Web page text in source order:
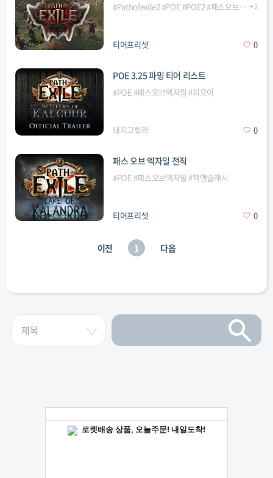
#Pathofexile2#POE#POE2#패스오브엑자일2 +2
티어프리셋 0
POE 3.25 파밍 티어 리스트
#POE#패스오브엑자일 #피오이
돼지고릴라 0
패스 오브 엑자일 전직
#POE#패스오브엑자일 #핵앤슬래시
티어프리셋 0
이전 1 다음